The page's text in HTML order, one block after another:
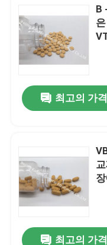
집
우리에 대하여
B
최고의 가격
최고의 가격